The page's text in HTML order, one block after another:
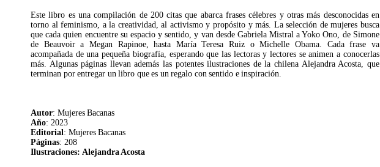
Este libro es una compilación de 200 citas que abarca frases célebres y otras más desconocidas en
torno al feminismo, a la creatividad, al activismo y propósito y más. La selección de mujeres busca
que cada quien encuentre su espacio y sentido, y van desde Gabriela Mistral a Yoko Ono, de Simone
de Beauvoir a Megan Rapinoe, hasta María Teresa Ruiz o Michelle Obama. Cada frase va
acompañada de una pequeña biografía, esperando que las lectoras y lectores se animen a conocerlas
más. Algunas páginas llevan además las potentes ilustraciones de la chilena Alejandra Acosta, que
terminan por entregar un libro que es un regalo con sentido e inspiración.
Autor: Mujeres Bacanas
Año: 2023
Editorial: Mujeres Bacanas
Páginas: 208
Ilustraciones: Alejandra Acosta